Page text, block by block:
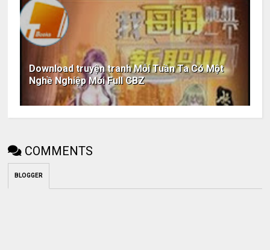
Download truyện tranh Mỗi Tuần Ta Có Một
Nghề Nghiệp Mới Full CBZ
COMMENTS
BLOGGER